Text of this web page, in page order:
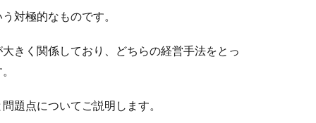
対極的なものです。
きく関係しており、どちらの経営手法をとっ
題点についてご説明します。